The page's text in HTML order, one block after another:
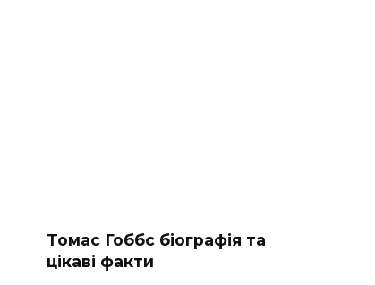
Томас Гоббс біографія та
цікаві факти